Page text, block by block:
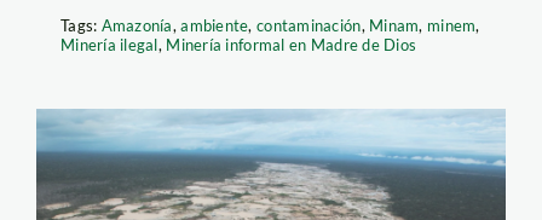
Tags: Amazonía,ambiente,contaminación, Minam, minem,
Minería ilegal, Minería informal en Madre de Dios